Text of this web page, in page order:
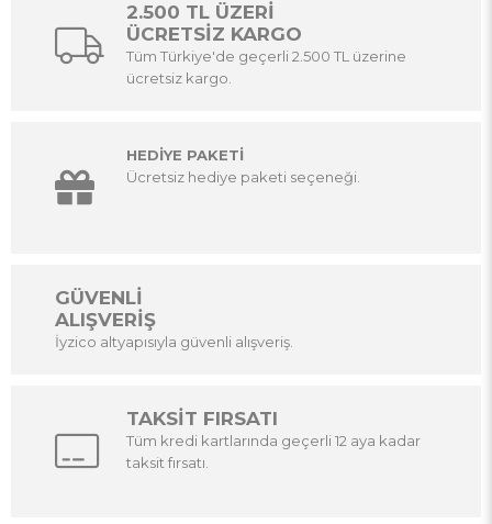
2.500 TL ÜZERİ
ÜCRETSİZ KARGO
Tüm Türkiye'de geçerli 2.500 TL üzerine
ücretsiz kargo.
HEDİYE PAKETİ
Ücretsiz hediye paketi seçeneği.
GÜVENLİ
ALIŞVERİŞ
İyzico altyapısıyla güvenli alışveriş.
TAKSİT FIRSATI
Tüm kredi kartlarında geçerli 12 aya kadar
taksit fırsatı.